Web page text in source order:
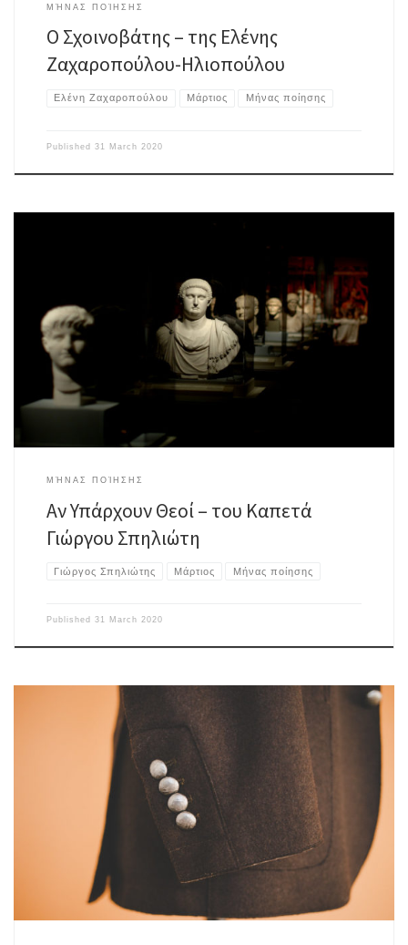
ΜΉΝΑΣ ΠΟΊΗΣΗΣ
Ο Σχοινοβάτης – της Ελένης
Ζαχαροπούλου-Ηλιοπούλου
Ελένη Ζαχαροπούλου Μάρτιος Μήνας ποίησης
Published 31 March 2020
Λαοί κάποιοι χαθήκανε στο πέρασμα του χρόνου η λήθη πήρε φεύγοντας
θεούς που προσκυνούσαν, γιατί δεν μπόρεσε κανείς θεός, απ’ όσους
προσκυνούσαν, να φέρει ειρήνη επί της γης στ’ ανθρώπινο το γένος.
Σεισμοί, λοιμοί και πόλεμοι, ορφάνια, φτώχια, πείνα δεν μπόρεσε κανείς
θεός να βάλει χαλινάρι. Πρώτα να φέρει επί […]
ΜΉΝΑΣ ΠΟΊΗΣΗΣ
Αν Υπάρχουν Θεοί – του Καπετά
Γιώργου Σπηλιώτη
Γιώργος Σπηλιώτης Μάρτιος Μήνας ποίησης
Published 31 March 2020
Απαρηγόρητος ο περίπατος στις ραϊσμένες των λέξεων κάμαρες, όταν
νύχτες επαναστάσεων μα το πρωί ήταν πάλι νύχτα. Μία χάρτινη του
πεπρωμένου ξερολιθιά αυτή η αφήγηση, κοπέλα μεσόκοπη στους
λυγμούς ηγεμόνος χρόνου. Το τέλος κερδώον σε δύσκολη σχολή
αγκομαχά όπως η βροχή στη σαπισμένη στέγη. Σακάκι έρημο στην οίηση
μίας στραβής […]